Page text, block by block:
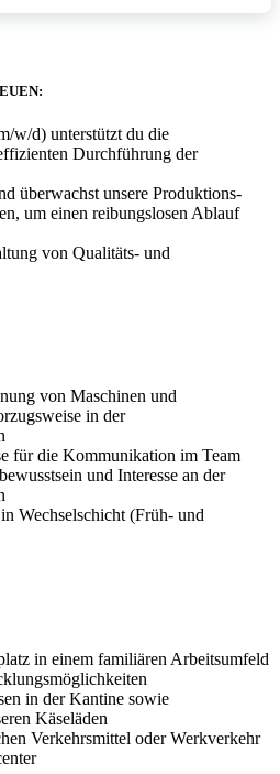
w/d) unterstützt du die
Durchführung der
überwachst unsere Produktions-
um einen reibungslosen Ablauf
von Qualitäts- und
von Maschinen und
in der
für die Kommunikation im Team
und Interesse an der
Wechselschicht (Früh- und
in einem familiären Arbeitsumfeld
in der Kantine sowie
Käseläden
Verkehrsmittel oder Werkverkehr